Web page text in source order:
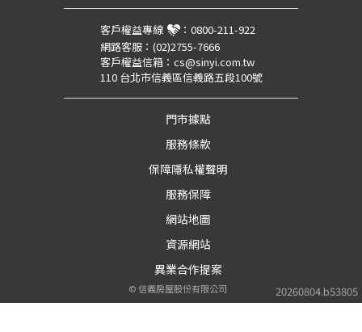
20260804.b53805
客戶權益專線 ： 0800-211-922
網路客服： (02)2755-7666
客戶權益信箱： cs@sinyi.com.tw
110 台北市信義區信義路五段100號
門市據點
服務條款
保障隱私權聲明
服務保障
網站地圖
資源網站
異業合作提案
©信義房屋股份有限公司